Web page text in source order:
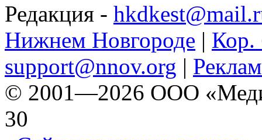
Редакция -
Нижнем Новгороде | Кор.
support@nnov.org |
© 2001—2026 ООО
30